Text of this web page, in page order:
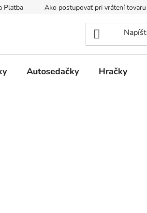
Platba Ako postupovať pri vrátení tovaru
Autosedačky Hračky